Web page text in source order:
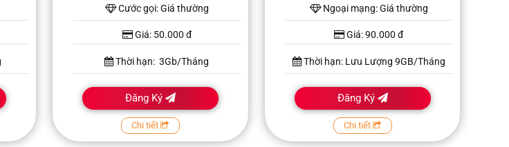
Cước gọi: Giá thường
Giá: 50.000 đ
Thời hạn: 3Gb/Tháng
Đăng Ký
Chi tiết
Ngoại mạng: Giá thường
Giá: 90.000 đ
Thời hạn: Lưu Lượng 9GB/Tháng
Đăng Ký
Chi tiết